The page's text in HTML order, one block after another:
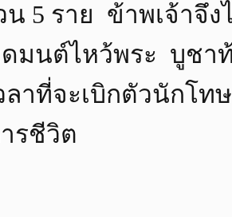
5 ราย ข้าพเจ้าจึ
มนต์ไหว้พระ บูชา
ลาที่จะเบิกตัวนักโ
รชีวิต